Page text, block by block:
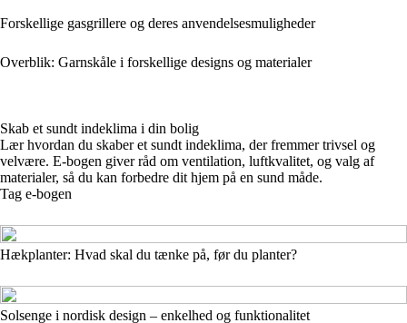
Forskellige gasgrillere og deres anvendelsesmuligheder
Overblik: Garnskåle i forskellige designs og materialer
Skab et sundt indeklima i din bolig
Lær hvordan du skaber et sundt indeklima, der fremmer trivsel og
velvære. E-bogen giver råd om ventilation, luftkvalitet, og valg af
materialer, så du kan forbedre dit hjem på en sund måde.
Tag e-bogen
Hækplanter: Hvad skal du tænke på, før du planter?
Solsenge i nordisk design – enkelhed og funktionalitet